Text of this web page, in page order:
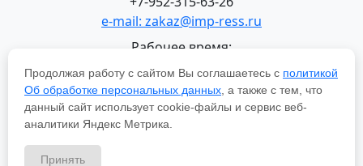
e-mail: zakaz@imp-ress.ru
Рабочее время:
пн-пт 08:00-18:00 (МСК+2)
618200, Пермский край
г.Чусовой, ул. Халтурина, 22
Политика в отношении обработки персональных
Продолжая работу с сайтом Вы соглашаетесь с политикой
Об обработке персональных данных , а также с тем, что
данный сайт использует cookie-файлы и сервис веб-
аналитики Яндекс Метрика.
Принять